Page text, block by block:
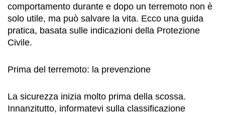
comportamento durante e dopo un terremoto non è
solo utile, ma può salvare la vita. Ecco una guida
pratica, basata sulle indicazioni della Protezione
Civile.
Prima del terremoto: la prevenzione
La sicurezza inizia molto prima della scossa.
Innanzitutto, informatevi sulla classificazione